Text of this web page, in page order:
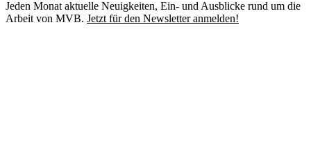
Jeden Monat aktuelle Neuigkeiten, Ein- und Ausblicke rund um die
Arbeit von MVB. Jetzt für den Newsletter anmelden!